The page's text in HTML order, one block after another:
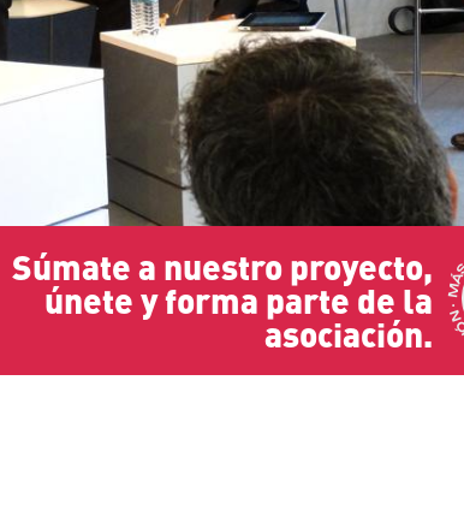
Súmate a nuestro proyecto,
únete y forma parte de la
asociación.